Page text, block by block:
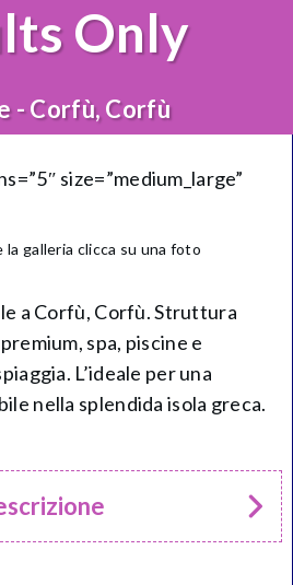
Only
- Corfù, Corfù
size=”medium_large”
la galleria clicca su una foto
a Corfù, Corfù. Struttura
spa, piscine e
L’ideale per una
nella splendida isola greca.